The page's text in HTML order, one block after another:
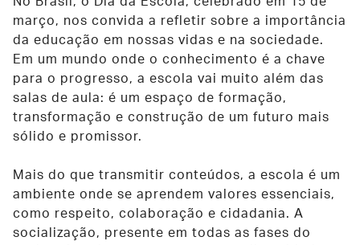
março, nos convida a refletir sobre a importância
da educação em nossas vidas e na sociedade.
Em um mundo onde o conhecimento é a chave
para o progresso, a escola vai muito além das
salas de aula: é um espaço de formação,
transformação e construção de um futuro mais
sólido e promissor.
Mais do que transmitir conteúdos, a escola é um
ambiente onde se aprendem valores essenciais,
como respeito, colaboração e cidadania. A
socialização, presente em todas as fases do